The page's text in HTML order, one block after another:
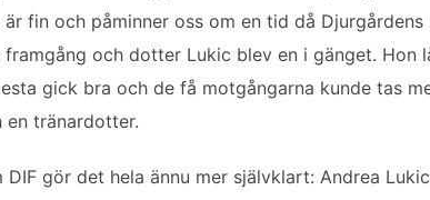
fin och påminner oss om en tid då Djurgårdens
och dotter Lukic blev en i gänget. Hon
gick bra och de få motgångarna kunde tas
en tränardotter.
gör det hela ännu mer självklart: Andrea Lukic